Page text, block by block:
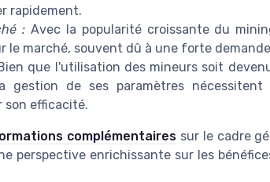
rapidement.
: Avec la popularité croissante du
le marché, souvent dû à une forte
que l'utilisation des mineurs soit
gestion de ses paramètres
son efficacité.
complémentaires sur le cadre
perspective enrichissante sur les